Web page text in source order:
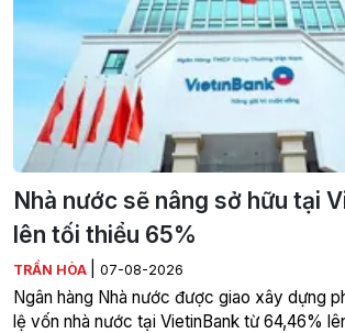
Nhà nước sẽ nâng sở hữu tại
lên tối thiểu 65%
TRẦN HÒA 07-08-2026
Ngân hàng Nhà nước được giao xây dựng
lệ vốn nhà nước tại VietinBank từ 64,46%